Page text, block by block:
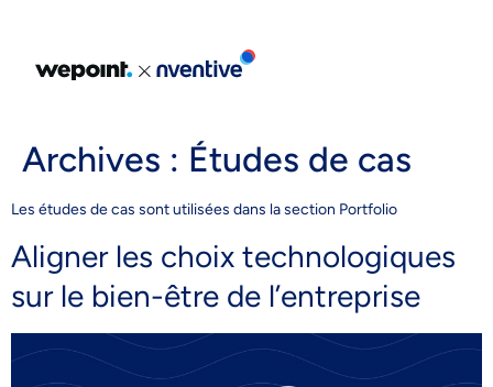
À propos
Archives : Études de cas
Les études de cas sont utilisées dans la section Portfolio
Aligner les choix technologiques
sur le bien-être de l’entreprise